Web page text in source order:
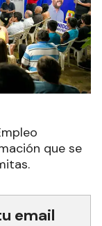
que se
email